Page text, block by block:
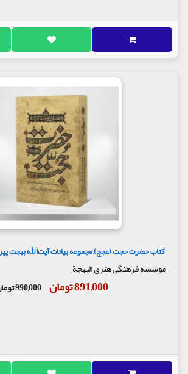
کتاب حضرت حجت (عجج), مجموعه بیانات آیت‌اللّٰه بهجت
موسسه فرهنگی هنری البهجة
891,000 تومان 990,000 تومان